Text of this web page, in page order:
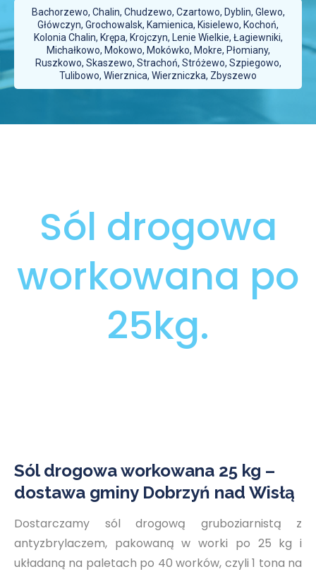
Bachorzewo, Chalin, Chudzewo, Czartowo, Dyblin, Glewo,
Główczyn, Grochowalsk, Kamienica, Kisielewo, Kochoń,
Kolonia Chalin, Krępa, Krojczyn, Lenie Wielkie, Łagiewniki,
Michałkowo, Mokowo, Mokówko, Mokre, Płomiany,
Ruszkowo, Skaszewo, Strachoń, Stróżewo, Szpiegowo,
Tulibowo, Wierznica, Wierzniczka, Zbyszewo
Sól drogowa
workowana po
25kg.
Sól drogowa workowana 25 kg –
dostawa gminy Dobrzyń nad Wisłą
Dostarczamy sól drogową gruboziarnistą z
antyzbrylaczem, pakowaną w worki po 25 kg i
układaną na paletach po 40 worków, czyli 1 tona na